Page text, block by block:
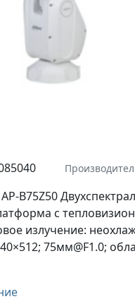
B75Z50
с
излучение:
75мм@F1.0;